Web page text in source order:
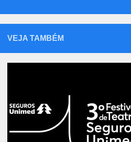
VEJA TAMBÉM